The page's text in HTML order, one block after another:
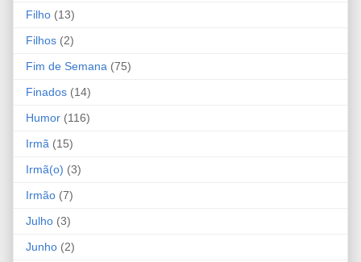
Filho (13)
Filhos (2)
Fim de Semana (75)
Finados (14)
Humor (116)
Irmã (15)
Irmã(o) (3)
Irmão (7)
Julho (3)
Junho (2)